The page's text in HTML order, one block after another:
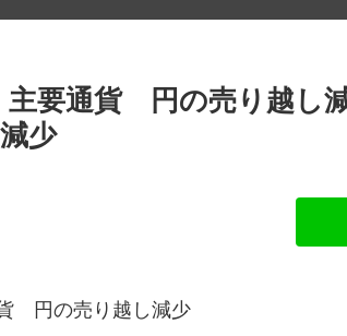
要通貨 円の売り越し
少
円の売り越し減少